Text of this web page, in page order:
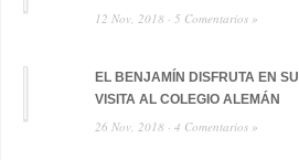
12 Nov, 2018 · 5 Comentarios »
EL BENJAMÍN DISFRUTA EN SU
VISITA AL COLEGIO ALEMÁN
26 Nov, 2018 · 4 Comentarios »